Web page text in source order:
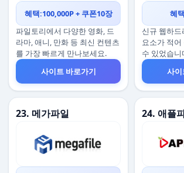
혜택:100,000P + 쿠폰10장
파일토리에서 다양한 영화, 드
라마, 애니, 만화 등 최신 컨텐츠
를 가장 빠르게 만나보세요.
사이트 바로가기
혜
신규 웹하드
요소가 적
수 있었습니
사이
23. 메가파일 24. 애플